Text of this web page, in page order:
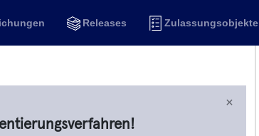
Releases Zulassungsobjekte
×